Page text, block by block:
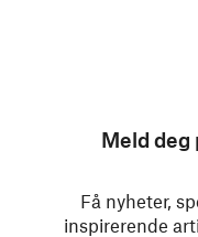
Meld deg
Få nyheter,
inspirerende